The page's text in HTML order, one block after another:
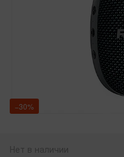
−30%
Нет в наличии